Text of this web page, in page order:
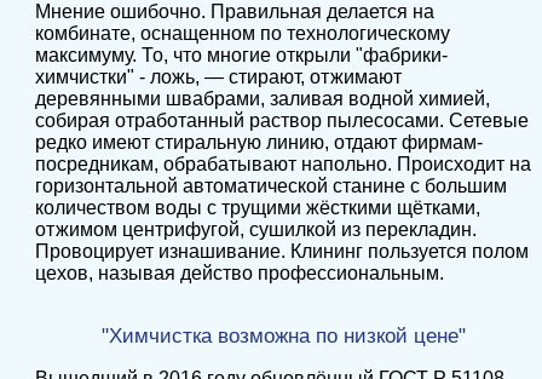
Мнение ошибочно. Правильная делается на
комбинате, оснащенном по технологическому
максимуму. То, что многие открыли "фабрики-
химчистки" - ложь, — стирают, отжимают
деревянными швабрами, заливая водной химией,
собирая отработанный раствор пылесосами. Сетевые
редко имеют стиральную линию, отдают фирмам-
посредникам, обрабатывают напольно. Происходит на
горизонтальной автоматической станине с большим
количеством воды с трущими жёсткими щётками,
отжимом центрифугой, сушилкой из перекладин.
Провоцирует изнашивание. Клининг пользуется полом
цехов, называя действо профессиональным.
"Химчистка возможна по низкой цене"